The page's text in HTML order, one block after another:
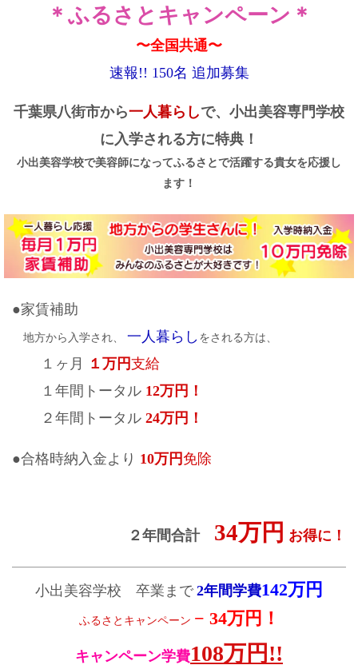
＊ふるさとキャンペーン＊
〜全国共通〜
速報!! 150名 追加募集
千葉県八街市から一人暮らしで、小出美容専門学校
に入学される方に特典！
小出美容学校で美容師になってふるさとで活躍する貴女を応援し
ます！
●家賃補助
地方から入学され、 一人暮らし をされる方は、
１ヶ月 １万円支給
１年間トータル 12万円！
２年間トータル 24万円！
●合格時納入金より 10万円 免除
２年間合計 34万円 お得に！
小出美容学校 卒業まで 2年間学費142万円
ふるさとキャンペーン − 34万円！
キャンペーン学費108万円!!